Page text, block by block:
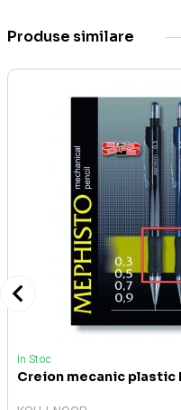
Produse similare
In Stoc
Creion mecanic plastic